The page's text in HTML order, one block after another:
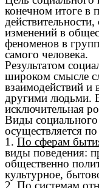
конечном итоге в
изменений в
феноменов в
самого человека.
Результатом
широком смысле
взаимодействий и
другими людьми.
исключительная
Виды
осуществляется
1. По сферам
виды поведения:
общественно
культурное,